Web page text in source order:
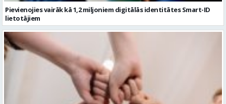
Pievienojies vairāk kā 1,2 miljoniem digitālās identitātes Smart-ID
lietotājiem